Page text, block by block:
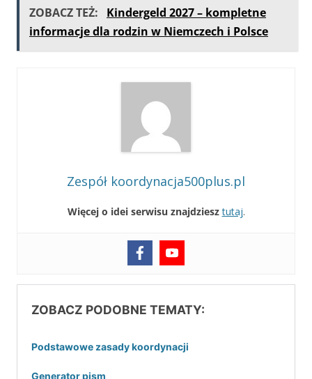
ZOBACZ TEŻ:
Kindergeld 2027 – kompletne
informacje dla rodzin w Niemczech i Polsce
Zespół koordynacja500plus.pl
Więcej o idei serwisu znajdziesz tutaj.
ZOBACZ PODOBNE TEMATY:
Podstawowe zasady koordynacji
Generator pism